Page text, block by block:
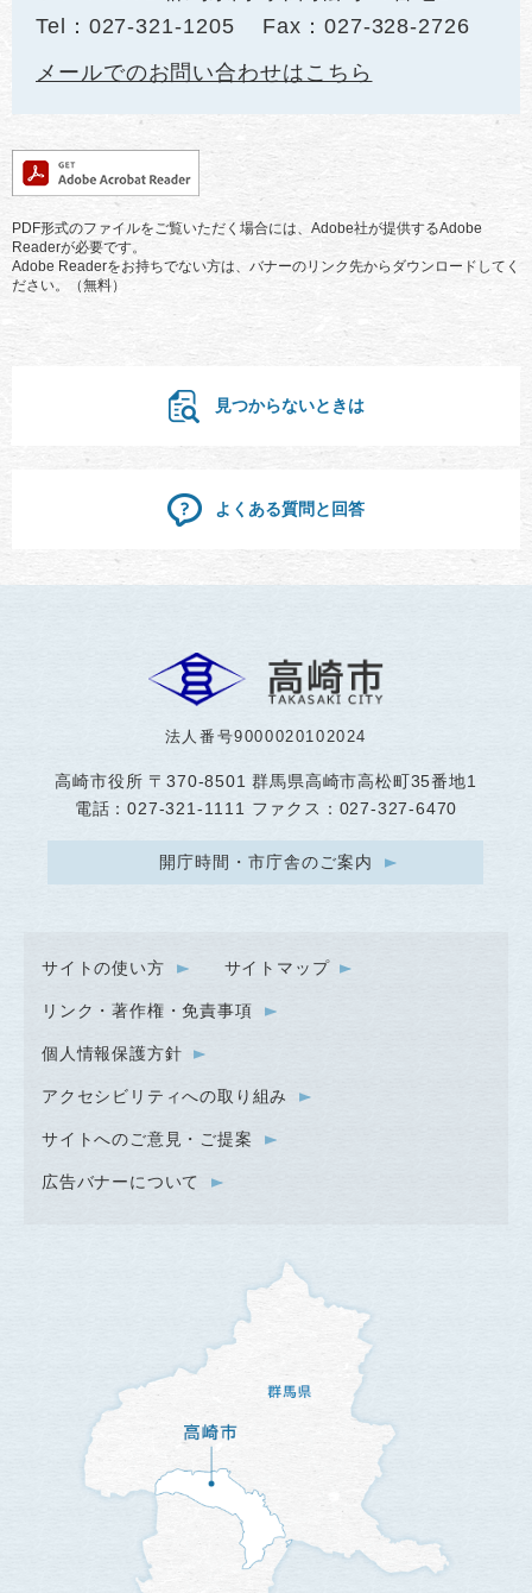
Tel：027-321-1205
Fax：027-328-2726
メールでのお問い合わせはこちら
PDF形式のファイルをご覧いただく場合には、Adobe社が提供するAdobe
Readerが必要です。
Adobe Readerをお持ちでない方は、バナーのリンク先からダウンロードしてく
ださい。（無料）
見つからないときは
よくある質問と回答
法人番号9000020102024
高崎市役所 〒370-8501 群馬県高崎市高松町35番地1
電話：027-321-1111 ファクス：027-327-6470
開庁時間・市庁舎のご案内
サイトの使い方 サイトマップ
リンク・著作権・免責事項
個人情報保護方針
アクセシビリティへの取り組み
サイトへのご意見・ご提案
広告バナーについて